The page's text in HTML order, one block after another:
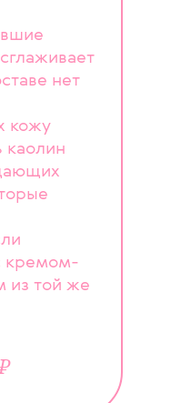
нет
кожу
каолин
кремом-
из той же